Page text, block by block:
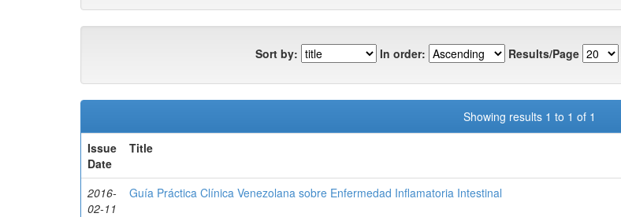
Sort by: In order: Results/Page
Showing results 1 to 1 of 1
Issue
Date
Title
2016-
02-11
Guía Práctica Clínica Venezolana sobre Enfermedad Inflamatoria Intestinal